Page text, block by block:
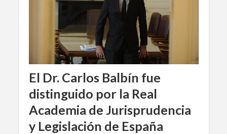
El Dr. Carlos Balbín fue
distinguido por la Real
Academia de Jurisprudencia
y Legislación de España